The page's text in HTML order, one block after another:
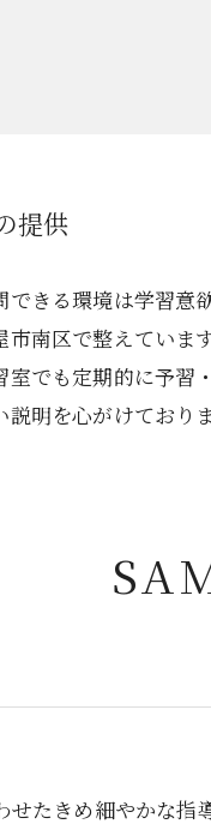
提供
きる環境は学習
南区で整えていま
でも定期的に予
明を心がけておりま
たきめ細やかな指